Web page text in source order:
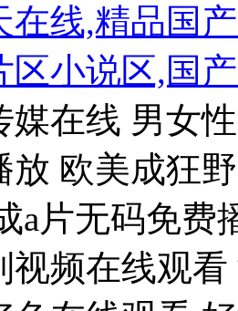
在线,精品国
区小说区,国